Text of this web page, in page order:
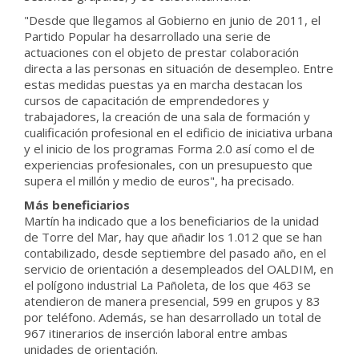
"Desde que llegamos al Gobierno en junio de 2011, el
Partido Popular ha desarrollado una serie de
actuaciones con el objeto de prestar colaboración
directa a las personas en situación de desempleo. Entre
estas medidas puestas ya en marcha destacan los
cursos de capacitación de emprendedores y
trabajadores, la creación de una sala de formación y
cualificación profesional en el edificio de iniciativa urbana
y el inicio de los programas Forma 2.0 así como el de
experiencias profesionales, con un presupuesto que
supera el millón y medio de euros", ha precisado.
Más beneficiarios
Martín ha indicado que a los beneficiarios de la unidad
de Torre del Mar, hay que añadir los 1.012 que se han
contabilizado, desde septiembre del pasado año, en el
servicio de orientación a desempleados del OALDIM, en
el polígono industrial La Pañoleta, de los que 463 se
atendieron de manera presencial, 599 en grupos y 83
por teléfono. Además, se han desarrollado un total de
967 itinerarios de inserción laboral entre ambas
unidades de orientación.